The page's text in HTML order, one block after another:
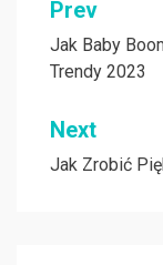
Nawigacja
wpisu
Prev
Jak Baby
Trendy 2023
Next
Jak Zrobić